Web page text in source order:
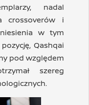
nadal
crossoverów i
w tym
Qashqai
pod względem
szereg